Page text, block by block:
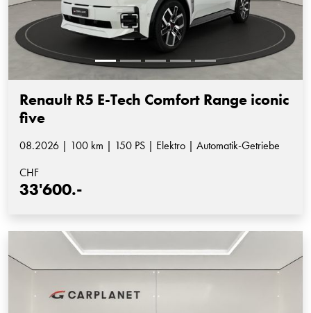
Renault R5 E-Tech Comfort Range iconic
five
08.2026 | 100 km | 150 PS | Elektro | Automatik-Getriebe
CHF
33'600.-